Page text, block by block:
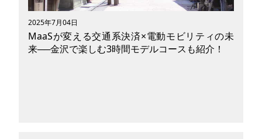
2025年7月04日
MaaSが変える交通系決済×電動モビリティの未
来──金沢で楽しむ3時間モデルコースも紹介！